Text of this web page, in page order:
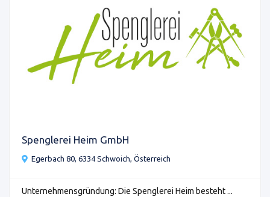
Spenglerei Heim GmbH
Egerbach 80, 6334 Schwoich, Österreich
Unternehmensgründung: Die Spenglerei Heim besteht ...